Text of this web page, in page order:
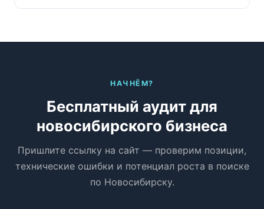
НАЧНЁМ?
Бесплатный аудит для
новосибирского бизнеса
Пришлите ссылку на сайт — проверим позиции,
технические ошибки и потенциал роста в поиске
по Новосибирску.